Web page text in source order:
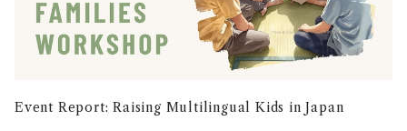
Event Report: Raising Multilingual Kids in Japan